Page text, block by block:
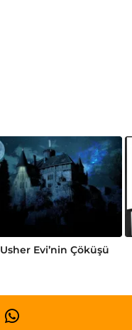
Usher Evi’nin Çöküşü